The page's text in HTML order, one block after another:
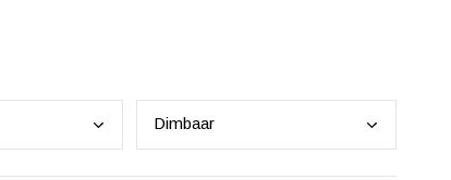
Dimbaar